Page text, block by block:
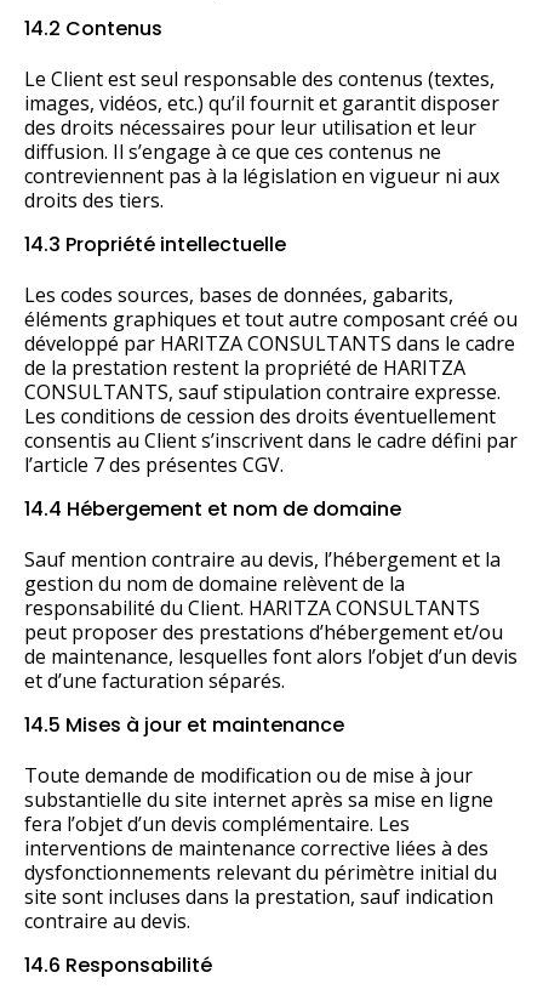
14.2 Contenus
Le Client est seul responsable des contenus (textes,
images, vidéos, etc.) qu’il fournit et garantit disposer
des droits nécessaires pour leur utilisation et leur
diffusion. Il s’engage à ce que ces contenus ne
contreviennent pas à la législation en vigueur ni aux
droits des tiers.
14.3 Propriété intellectuelle
Les codes sources, bases de données, gabarits,
éléments graphiques et tout autre composant créé ou
développé par HARITZA CONSULTANTS dans le cadre
de la prestation restent la propriété de HARITZA
CONSULTANTS, sauf stipulation contraire expresse.
Les conditions de cession des droits éventuellement
consentis au Client s’inscrivent dans le cadre défini par
l’article 7 des présentes CGV.
14.4 Hébergement et nom de domaine
Sauf mention contraire au devis, l’hébergement et la
gestion du nom de domaine relèvent de la
responsabilité du Client. HARITZA CONSULTANTS
peut proposer des prestations d’hébergement et/ou
de maintenance, lesquelles font alors l’objet d’un devis
et d’une facturation séparés.
14.5 Mises à jour et maintenance
Toute demande de modification ou de mise à jour
substantielle du site internet après sa mise en ligne
fera l’objet d’un devis complémentaire. Les
interventions de maintenance corrective liées à des
dysfonctionnements relevant du périmètre initial du
site sont incluses dans la prestation, sauf indication
contraire au devis.
14.6 Responsabilité